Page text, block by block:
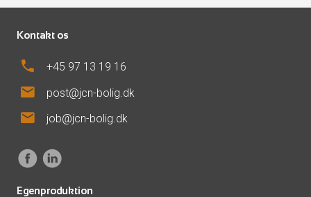
Kontakt os
phone +45 97 13 19 16
mail post@jcn-bolig.dk
mail job@jcn-bolig.dk
Egenproduktion